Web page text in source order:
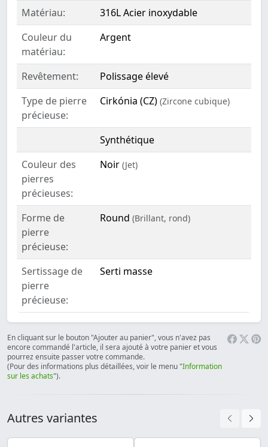
Matériau:
316L Acier inoxydable
Couleur du
matériau:
Argent
Revêtement:
Polissage élevé
Type de pierre
précieuse:
Cirkónia (CZ) (Zircone cubique)
Synthétique
Couleur des
pierres
précieuses:
Noir (Jet)
Forme de
pierre
précieuse:
Round (Brillant, rond)
Sertissage de
pierre
précieuse:
Serti masse
En cliquant sur le bouton "Ajouter au panier", vous n'avez pas
encore commandé l'article, il sera ajouté à votre panier et vous
pourrez ensuite passer votre commande.
(Pour des informations plus détaillées, voir le menu "Information
sur les achats").
Autres variantes